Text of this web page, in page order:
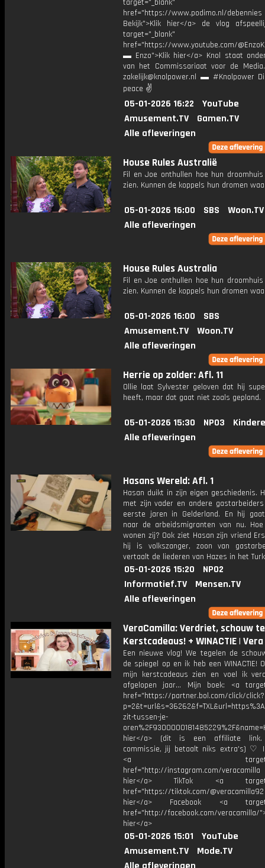
target="_blank"
href="https://www.podimo.nl/debennies
Bekijk">Klik hier</a> de vlog
target="_blank"
href="https://www.youtube.com/
▬ Enzo">Klik hier</a> Knol staat
van het Commissariaat voor de
zakelijk@knolpower.nl ▬ #Knolpower
peace ✌
05-01-2026 16:22
YouTube
Amusement.TV
Gamen.TV
Alle afleveringen
House Rules Australië
Fil en Joe onthullen hoe hun
zien. Kunnen de koppels hun dromen
05-01-2026 16:00 SBS
Woon.TV
Alle afleveringen
House Rules Australia
Fil en Joe onthullen hoe hun
zien. Kunnen de koppels hun dromen
05-01-2026 16:00
SBS
Amusement.TV
Woon.TV
Alle afleveringen
Herrie op zolder: Afl. 11
Ollie laat Sylvester geloven dat hij
heeft, maar dat gaat niet zoals gepland.
05-01-2026 15:30 NPO3
Alle afleveringen
Hasans Wereld: Afl. 1
Hasan duikt in zijn eigen geschiedenis.
met zijn vader en andere
eerste jaren in Gelderland. En hij
naar de arbeidsmigranten van nu.
wonen zij? Ook ziet Hasan zijn vriend
hij is volkszanger, zoon van
vertaalt de liederen van Hazes in het
05-01-2026 15:20
NPO2
Informatief.TV
Mensen.TV
Alle afleveringen
VeraCamilla: Verdriet, schouw
Kerstcadeaus! + WINACTIE |
Een nieuwe vlog! We tegelen de
de spiegel op en ik heb een WINACTIE!
mijn kerstcadeaus zien en voel ik
afgelopen jaar... Mijn boek: <a
href="https://partner.bol.com/click/click?
zit-tussen-je-
hier</a> (dit is een affiliate
commissie, jij betaalt niks extra's) ♡
<a
href="http://instagram.com/
hier</a> TikTok <a
href="https://tiktok.com/
hier</a> Facebook <a
href="http://facebook.com/veracamilla/
hier</a>
05-01-2026 15:01
YouTube
Amusement.TV
Mode.TV